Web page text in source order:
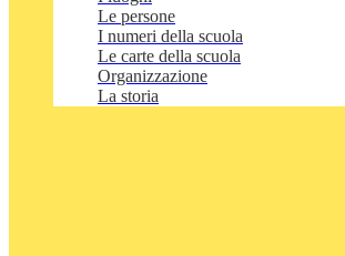
Le persone
I numeri della scuola
Le carte della scuola
Organizzazione
La storia